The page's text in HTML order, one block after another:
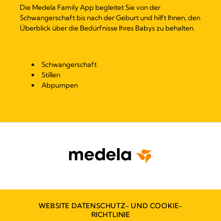
Die Medela Family App begleitet Sie von der
Schwangerschaft bis nach der Geburt und hilft Ihnen, den
Überblick über die Bedürfnisse Ihres Babys zu behalten.
Schwangerschaft
Stillen
Abpumpen
WEBSITE DATENSCHUTZ- UND COOKIE-
RICHTLINIE